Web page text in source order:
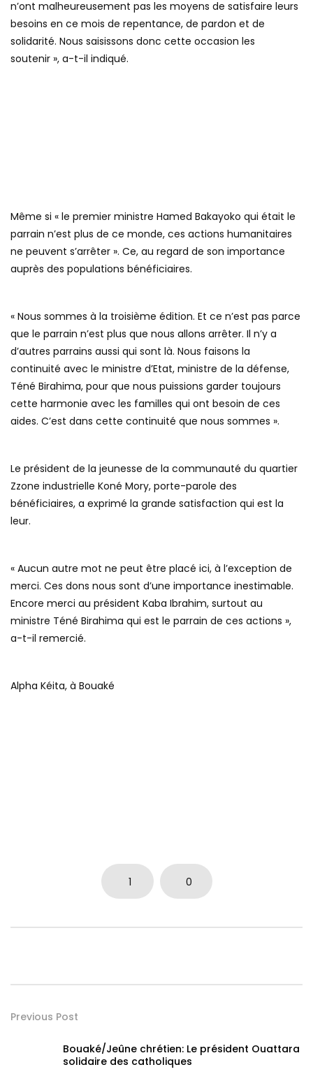
n’ont malheureusement pas les moyens de satisfaire leurs
besoins en ce mois de repentance, de pardon et de
solidarité. Nous saisissons donc cette occasion les
soutenir », a-t-il indiqué.
Même si « le premier ministre Hamed Bakayoko qui était le
parrain n’est plus de ce monde, ces actions humanitaires
ne peuvent s’arrêter ». Ce, au regard de son importance
auprès des populations bénéficiaires.
« Nous sommes à la troisième édition. Et ce n’est pas parce
que le parrain n’est plus que nous allons arrêter. Il n’y a
d’autres parrains aussi qui sont là. Nous faisons la
continuité avec le ministre d’Etat, ministre de la défense,
Téné Birahima, pour que nous puissions garder toujours
cette harmonie avec les familles qui ont besoin de ces
aides. C’est dans cette continuité que nous sommes ».
Le président de la jeunesse de la communauté du quartier
Zzone industrielle Koné Mory, porte-parole des
bénéficiaires, a exprimé la grande satisfaction qui est la
leur.
« Aucun autre mot ne peut être placé ici, à l’exception de
merci. Ces dons nous sont d’une importance inestimable.
Encore merci au président Kaba Ibrahim, surtout au
ministre Téné Birahima qui est le parrain de ces actions »,
a-t-il remercié.
Alpha Kéita, à Bouaké
1 0
Previous Post
Bouaké/Jeûne chrétien: Le président Ouattara
solidaire des catholiques